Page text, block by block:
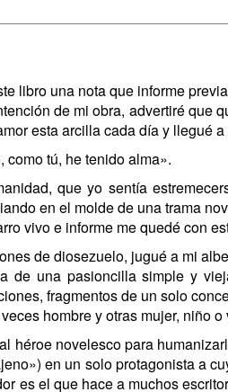
libro una nota que informe
de mi obra, advertiré que
esta arcilla cada día y llegué
como tú, he tenido alma».
que yo sentía
en el molde de una trama
vivo e informe me quedé con
de diosezuelo, jugué a mi
de una pasioncilla simple y
fragmentos de un solo
hombre y otras mujer, niño
héroe novelesco para
en un solo protagonista a
es el que hace a muchos